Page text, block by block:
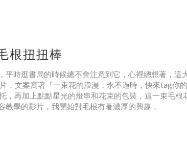
根扭扭棒
時逛書局的時候總不會注意到它，心裡總想著，這
文案寫著『一束花的浪漫，永不過時，快來tag你的
，再加上點點星光的燈串和花束的包裝，這一束毛根
學的影片，我開始對毛根有著濃厚的興趣，